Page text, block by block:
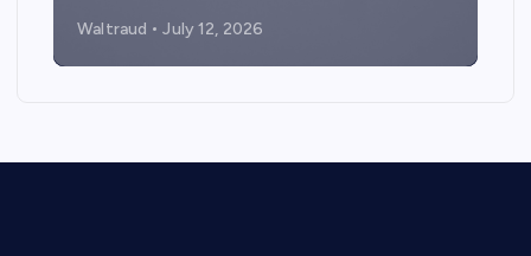
Waltraud July 12, 2026